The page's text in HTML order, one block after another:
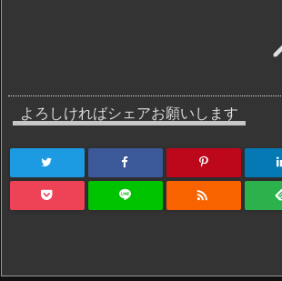
よろしければシェアお願いします
